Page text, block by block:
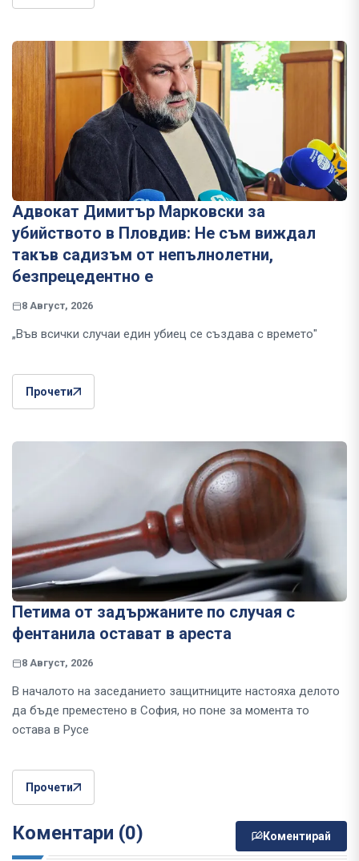
Адвокат Димитър Марковски за
убийството в Пловдив: Не съм виждал
такъв садизъм от непълнолетни,
безпрецедентно е
8 Август, 2026
„Във всички случаи един убиец се създава с времето"
Прочети
Петима от задържаните по случая с
фентанила остават в ареста
8 Август, 2026
В началото на заседанието защитниците настояха делото
да бъде преместено в София, но поне за момента то
остава в Русе
Прочети
Коментари (0) Коментирай